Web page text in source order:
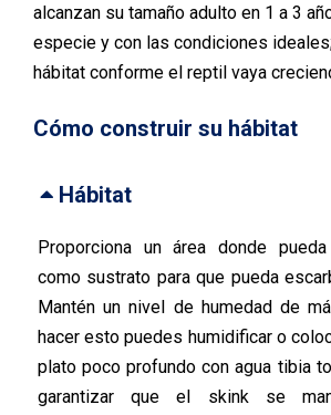
alcanzan su tamaño adulto en 1 a 3
especie y con las condiciones
hábitat conforme el reptil vaya
Cómo construir su hábitat
Hábitat
Proporciona un área donde
como sustrato para que pueda
Mantén un nivel de humedad de
hacer esto puedes humidificar o
plato poco profundo con agua tibia
garantizar que el skink se